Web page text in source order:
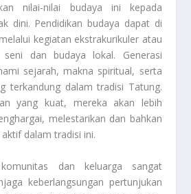
nilai-nilai budaya ini kepada
dini. Pendidikan budaya dapat di
kegiatan ekstrakurikuler atau
dan budaya lokal. Generasi
sejarah, makna spiritual, serta
terkandung dalam tradisi Tatung.
yang kuat, mereka akan lebih
melestarikan dan bahkan
dalam tradisi ini.
dan keluarga sangat
keberlangsungan pertunjukan